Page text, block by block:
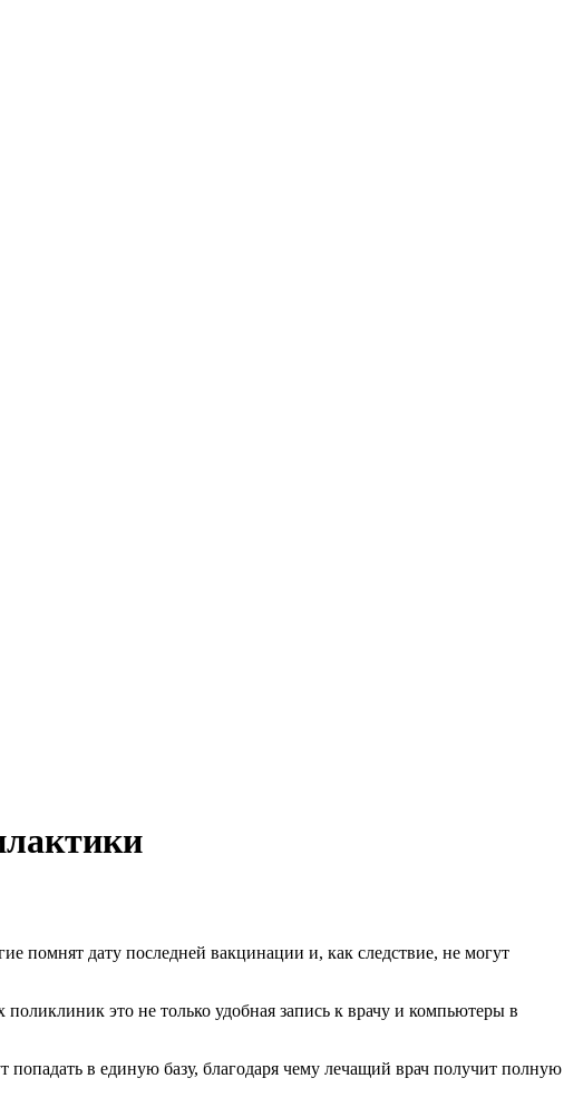
помнят дату последней вакцинации и, как следствие, не могут
это не только удобная запись к врачу и компьютеры в
в единую базу, благодаря чему лечащий врач получит полную